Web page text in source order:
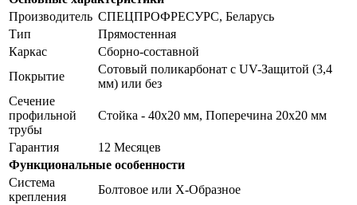
Производитель СПЕЦПРОФРЕСУРС, Беларусь
Тип
Прямостенная
Каркас
Сборно-составной
Покрытие
Сотовый поликарбонат с UV-Защитой (3,4
мм) или без
Сечение
профильной
трубы
Стойка - 40х20 мм, Поперечина 20х20 мм
Гарантия
12 Месяцев
Функциональные особенности
Система
крепления
Болтовое или Х-Образное